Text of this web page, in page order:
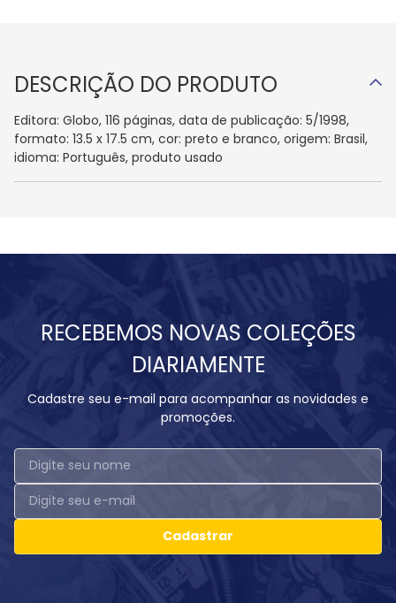
DESCRIÇÃO DO PRODUTO
Editora: Globo, 116 páginas, data de publicação: 5/1998,
formato: 13.5 x 17.5 cm, cor: preto e branco, origem: Brasil,
idioma: Português, produto usado
RECEBEMOS NOVAS COLEÇÕES
DIARIAMENTE
Cadastre seu e-mail para acompanhar as novidades e
promoções.
Cadastrar